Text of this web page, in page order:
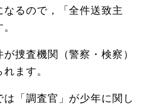
なるので，「全件送致主
捜査機関（警察・検察）
ます。
「調査官」が少年に関し